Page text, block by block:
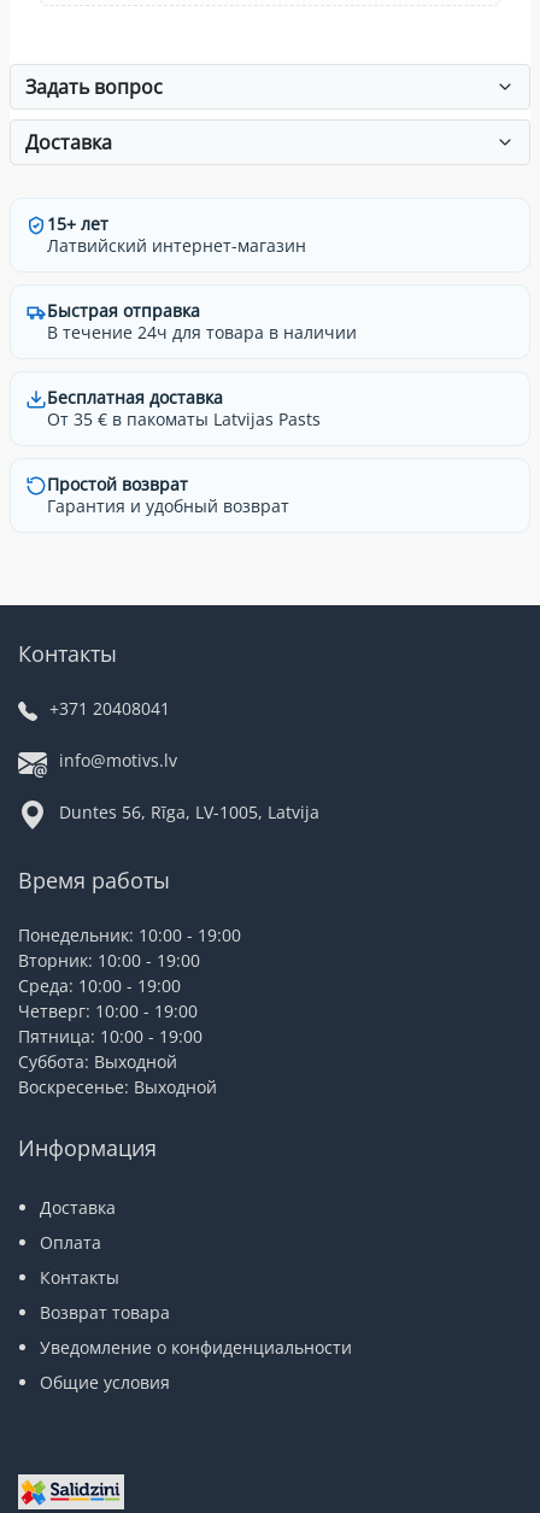
Задать вопрос
Доставка
15+ лет
Латвийский интернет-магазин
Быстрая отправка
В течение 24ч для товара в наличии
Бесплатная доставка
От 35 € в пакоматы Latvijas Pasts
Простой возврат
Гарантия и удобный возврат
Контакты
+371 20408041
info@motivs.lv
Duntes 56, Rīga, LV-1005, Latvija
Время работы
Понедельник: 10:00 - 19:00
Вторник: 10:00 - 19:00
Среда: 10:00 - 19:00
Четверг: 10:00 - 19:00
Пятница: 10:00 - 19:00
Суббота: Выходной
Воскресенье: Выходной
Информация
Доставка
Оплата
Контакты
Возврат товара
Уведомление о конфиденциальности
Общие условия